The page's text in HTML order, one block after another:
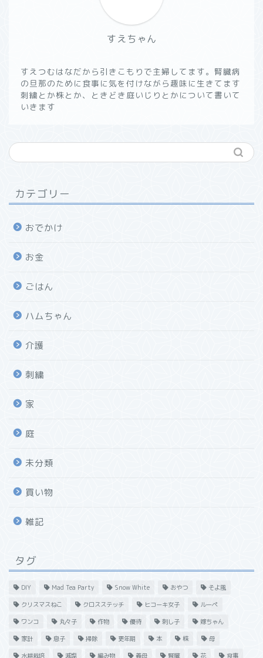
すえちゃん
すえつむはなだから引きこもりで主婦してます。腎臓病
の旦那のために食事に気を付けながら趣味に生きてます
刺繍とか株とか、ときどき庭いじりとかについて書いて
いきます
カテゴリー
おでかけ
お金
ごはん
ハムちゃん
介護
刺繍
家
庭
未分類
買い物
雑記
タグ
DIY Mad Tea Party Snow White おやつ そよ風
クリスマスねこ クロスステッチ ヒコーキ女子 ルーペ
ワンコ 丸々子 作物 優待 刺し子 嫁ちゃん
家計 息子 掃除 更年期 本 株 母
水耕栽培 減塩 編み物 義母 腎臓 花 食事